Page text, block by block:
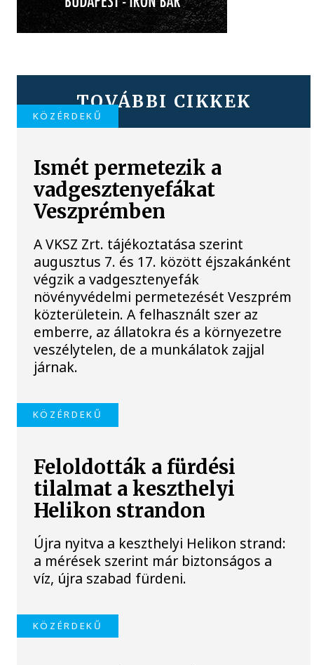
TOVÁBBI CIKKEK
KÖZÉRDEKŰ
Ismét permetezik a
vadgesztenyefákat
Veszprémben
A VKSZ Zrt. tájékoztatása szerint
augusztus 7. és 17. között éjszakánként
végzik a vadgesztenyefák
növényvédelmi permetezését Veszprém
közterületein. A felhasznált szer az
emberre, az állatokra és a környezetre
veszélytelen, de a munkálatok zajjal
járnak.
KÖZÉRDEKŰ
Feloldották a fürdési
tilalmat a keszthelyi
Helikon strandon
Újra nyitva a keszthelyi Helikon strand:
a mérések szerint már biztonságos a
víz, újra szabad fürdeni.
KÖZÉRDEKŰ